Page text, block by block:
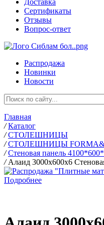
Доставка
Сертификаты
Отзывы
Вопрос-ответ
Распродажа
Новинки
Новости
Главная
/ Каталог
/ СТОЛЕШНИЦЫ
/ СТОЛЕШНИЦЫ
/ Стеновая панель
/ Алаид 3000х600х6
Подробнее